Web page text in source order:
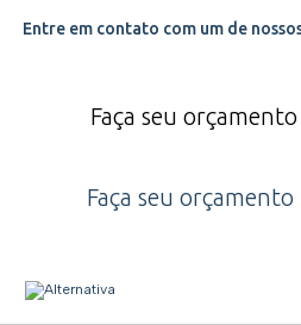
Entre em contato com um de
Faça seu
Faça seu